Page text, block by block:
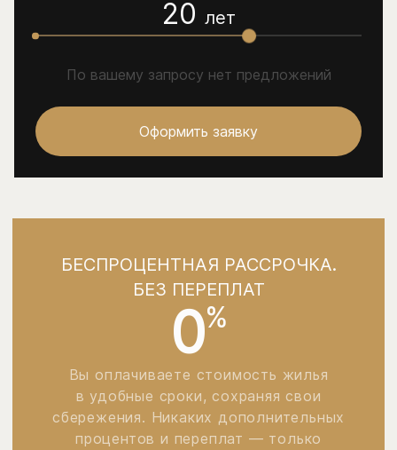
20 лет
По вашему запросу нет предложений
Оформить заявку
БЕСПРОЦЕНТНАЯ РАССРОЧКА.
БЕЗ ПЕРЕПЛАТ
0%
Вы оплачиваете стоимость жилья
в удобные сроки, сохраняя свои
сбережения. Никаких дополнительных
процентов и переплат — только